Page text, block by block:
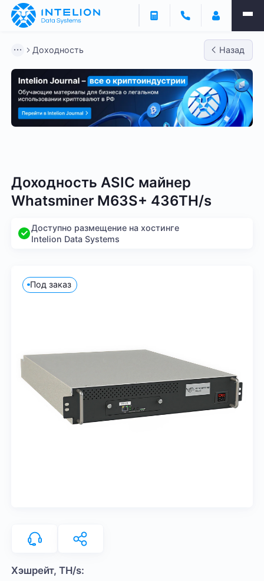
Доходность Назад
Доходность ASIC майнер
Whatsminer M63S+ 436TH/s
Доступно размещение на хостинге
Intelion Data Systems
Под заказ
Хэшрейт, TH/s: